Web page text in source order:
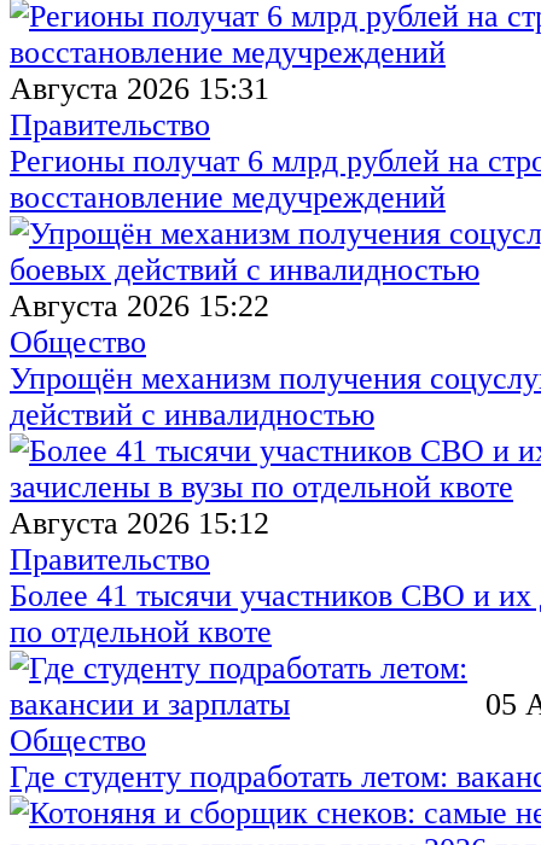
Августа 2026 15:31
Правительство
Регионы получат 6 млрд рублей на
восстановление медучреждений
Августа 2026 15:22
Общество
Упрощён механизм получения
действий с инвалидностью
Августа 2026 15:12
Правительство
Более 41 тысячи участников СВО и их
по отдельной квоте
05
Общество
Где студенту подработать летом: